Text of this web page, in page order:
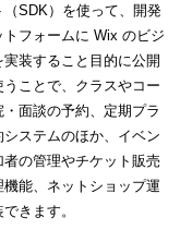
SDK）を使って、開発
フォームに Wix のビジ
装すること目的に公開
ことで、クラスやコー
面談の予約、定期プラ
ステムのほか、イベン
者の管理やチケット販売
能、ネットショップ運
きます。